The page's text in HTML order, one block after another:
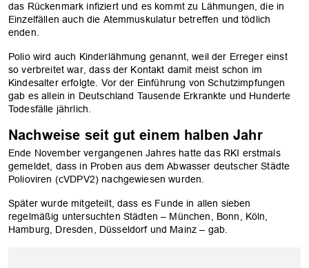
das Rückenmark infiziert und es kommt zu Lähmungen, die in
Einzelfällen auch die Atemmuskulatur betreffen und tödlich
enden.
Polio wird auch Kinderlähmung genannt, weil der Erreger einst
so verbreitet war, dass der Kontakt damit meist schon im
Kindesalter erfolgte. Vor der Einführung von Schutzimpfungen
gab es allein in Deutschland Tausende Erkrankte und Hunderte
Todesfälle jährlich.
Nachweise seit gut einem halben Jahr
Ende November vergangenen Jahres hatte das RKI erstmals
gemeldet, dass in Proben aus dem Abwasser deutscher Städte
Polioviren (cVDPV2) nachgewiesen wurden.
Später wurde mitgeteilt, dass es Funde in allen sieben
regelmäßig untersuchten Städten – München, Bonn, Köln,
Hamburg, Dresden, Düsseldorf und Mainz – gab.